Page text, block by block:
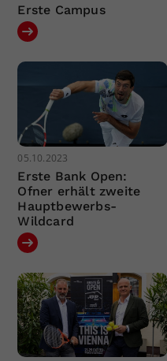
Erste Campus
05.10.2023
Erste Bank Open:
Ofner erhält zweite
Hauptbewerbs-
Wildcard